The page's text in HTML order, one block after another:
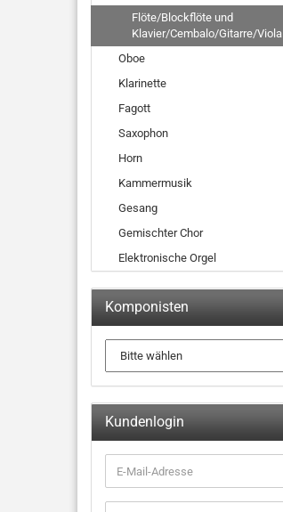
Flöte/Blockflöte und
Klavier/Cembalo/Gitarre/Viola
Oboe
Klarinette
Fagott
Saxophon
Horn
Kammermusik
Gesang
Gemischter Chor
Elektronische Orgel
Komponisten
Kundenlogin